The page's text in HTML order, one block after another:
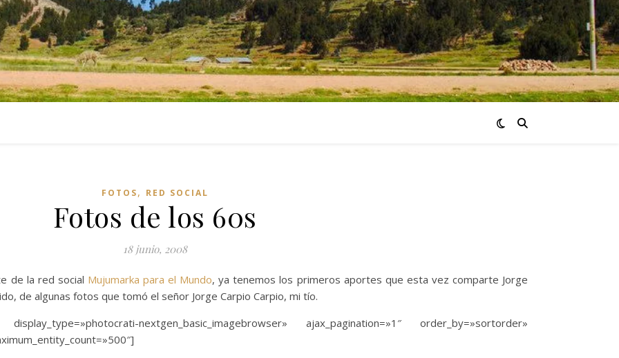
FOTOS, RED SOCIAL
Fotos de los 60s
18 junio, 2008
de la red social Mujumarka para el Mundo, ya tenemos los primeros aportes que esta vez comparte Jorge
de algunas fotos que tomó el señor Jorge Carpio Carpio, mi tío.
nextgen_basic_imagebrowser» ajax_pagination=»1″ order_by=»sortorder»